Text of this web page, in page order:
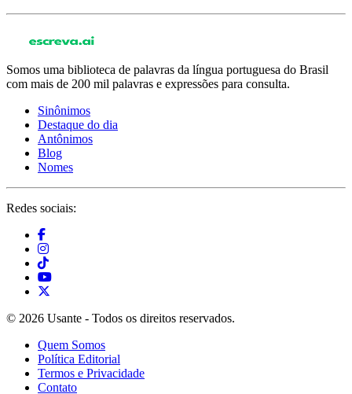
Somos uma biblioteca de palavras da língua portuguesa do Brasil
com mais de 200 mil palavras e expressões para consulta.
Sinônimos
Destaque do dia
Antônimos
Blog
Nomes
Redes sociais:
© 2026 Usante - Todos os direitos reservados.
Quem Somos
Política Editorial
Termos e Privacidade
Contato